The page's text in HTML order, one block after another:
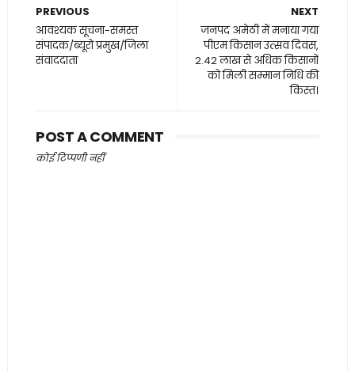
NEXT
जनपद अमेठी में मनाया गया
पीएम किसान उत्सव दिवस,
2.42 लाख से अधिक किसानों
को मिली सम्मान निधि की
किस्त।
PREVIOUS
आवश्यक सूचना-समस्त
संपादक/ब्यूरो प्रमुख/जिला
संवाददाता
POST A COMMENT
कोई टिप्पणी नहीं